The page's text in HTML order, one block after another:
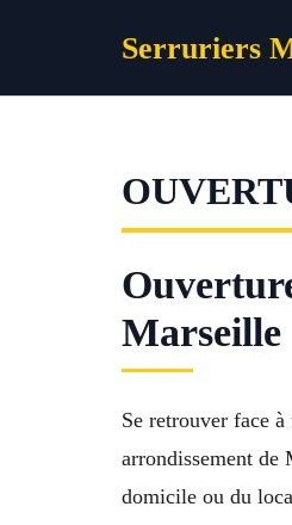
Serruriers
Marseille
Se retrouver face
arrondissement de
domicile ou du